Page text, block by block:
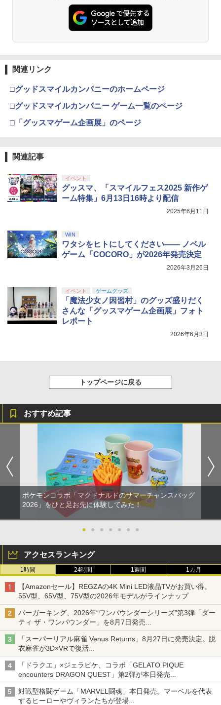
関連リンク
□グッドスマイルカンパニーのホームページ
□グッドスマイルカンパニー ゲーム一覧のページ
□「グッスマゲーム企画展」のページ
関連記事
イベント
グッスマ、「スマイルフェス2025 新作ゲ
ーム特集」6月13日16時より配信
2025年6月11日
WIN
ワタシをヒトにしてください―― ノベル
ゲーム「COCORO」が2026年発売決定
2026年3月26日
イベント ゲームグッズ
「魔法少女ノ因習村」のグッズ盛りだく
さんな「グッスマゲーム企画展」フォト
レポート
2026年6月3日
トップページに戻る
おすすめ記事
ポケモンコラボ「マクドナルドのサマーチャンスバッグ
2026」をひと足お先に体験してみた！
● ● ● ● ● ● ●
アクセスランキング
1時間 24時間 1週間 1カ月
【Amazonセール】REGZAの4K Mini LED液晶TVがお買い得。
55V型、65V型、75V型の2026年モデルがラインナップ
バーガーキング、2026年“ワンパウンダーシリーズ”第3弾「ダー
ティ ザ・ワンパウンダー」を8月7日発売
「特製ガーリックマヨソース」を使用した超大型チーズバーガー
「スーパーリアル麻雀 Venus Returns」8月27日に発売決定。脱
衣麻雀が3D×VRで復活
発売から2週間は20%オフになるセールが実施
「ドラクエ」×ジェラピケ、コラボ「GELATO PIQUE
encounters DRAGON QUEST」第2弾が本日発売
アイスカップに入ったスライムやわたぼう、ベビーサタンなどが
オリジナルアートで登場
対戦型格闘ゲーム「MARVEL闘魂」本日発売。マーベルを代表
するヒーローやヴィランたちが登場